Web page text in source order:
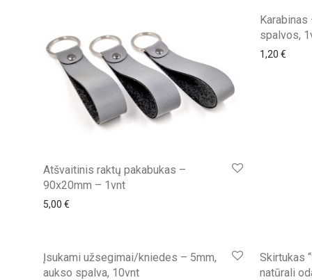
Atšvaitinis raktų pakabukas –
90x20mm – 1vnt
5,00 €
spalvos,
1,20 €
Išpardavimas!
Įsukami užsegimai/kniedes – 5mm,
aukso spalva, 10vnt
Skirtukas
natūrali